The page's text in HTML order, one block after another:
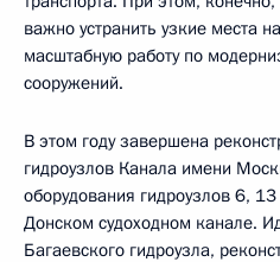
важно устранить узкие места
масштабную работу по
сооружений.
В этом году завершена
гидроузлов Канала имени
оборудования гидроузлов 6,
Донском судоходном канале.
Багаевского гидроузла,